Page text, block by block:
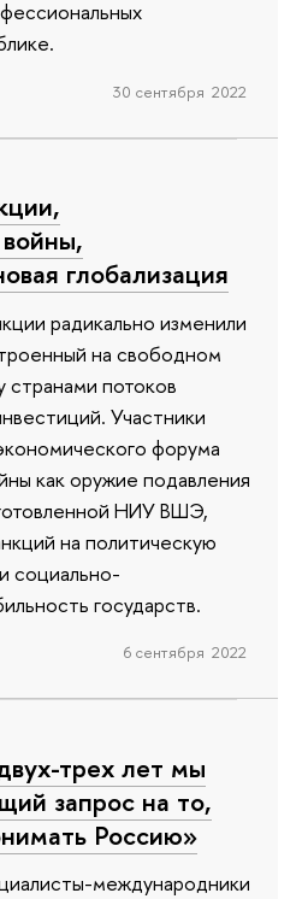
30 сентября 2022
глобализация
радикально изменили
на свободном
потоков
Участники
форума
как оружие подавления
НИУ ВШЭ,
на политическую
социально-
государств.
6 сентября 2022
трех лет мы
запрос на то,
Россию»
международники